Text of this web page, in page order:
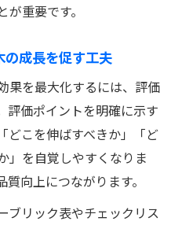
重要です。
成長を促す工夫
果を最大化するには、評価
評価ポイントを明確に示す
どこを伸ばすべきか」「ど
」を自覚しやすくなりま
向上につながります。
ブリック表やチェックリス